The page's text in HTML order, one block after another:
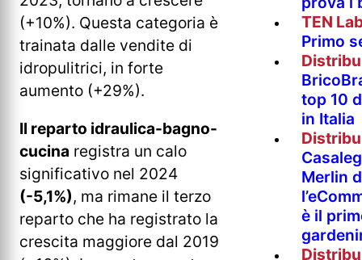
(+10%). Questa categoria è
trainata dalle vendite di
idropulitrici, in forte
aumento (+29%).
Il reparto idraulica-bagno-
cucina registra un calo
significativo nel 2024
(-5,1%), ma rimane il terzo
reparto che ha registrato la
crescita maggiore dal 2019
TEN
Primo
top 10
in Italia
Merlin
è il